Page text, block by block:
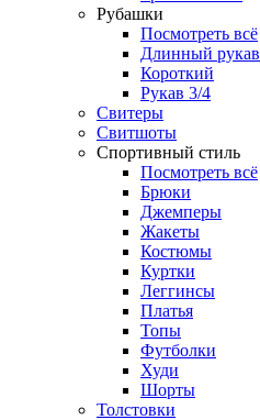
Рубашки
Посмотреть всё
Длинный рукав
Короткий
Рукав 3/4
Свитеры
Свитшоты
Спортивный стиль
Посмотреть всё
Брюки
Джемперы
Жакеты
Костюмы
Куртки
Леггинсы
Платья
Топы
Футболки
Худи
Шорты
Толстовки